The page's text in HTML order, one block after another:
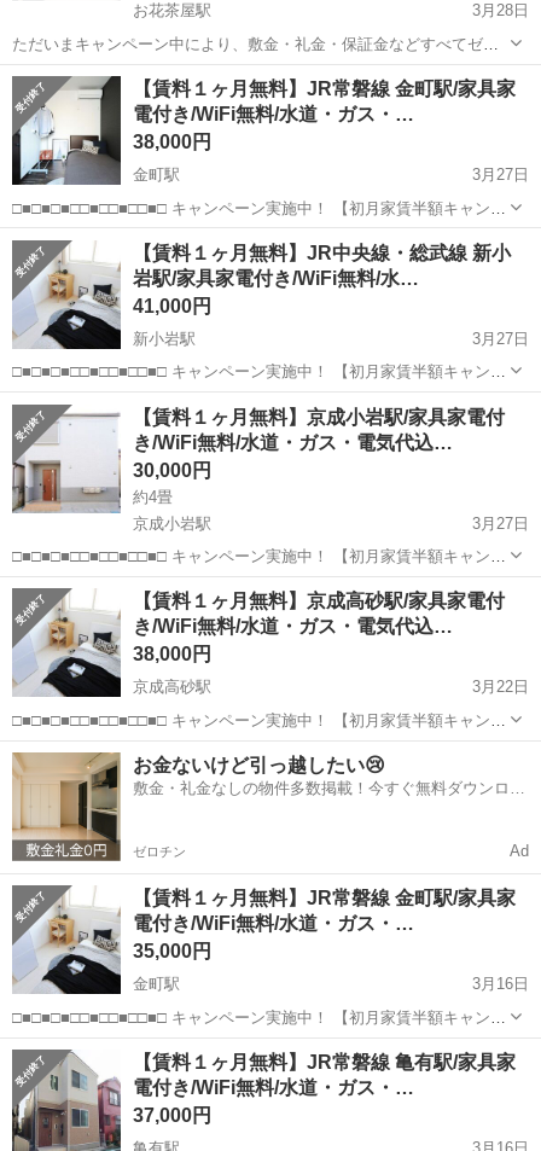
お花茶屋駅
3月28日
ただいまキャンペーン中により、敷金・礼金・保証金などすべてゼ
ロ！ びっくり価格でのご提供中。1ヶ月フリーレント～最大2ヶ月賃
料半額で1万円台！（通常賃料32,000円～） ※別途保証会社等必要経
費のみご負担いただきます。 ...
東京 葛飾区 お花茶屋駅 シェアハウス 格安
【賃料１ヶ月無料】JR常磐線 金町駅/家具家
電付き/WiFi無料/水道・ガス・…
38,000円
金町駅
3月27日
□■□■□■□□■□□■□□■□ キャンペーン実施中！ 【初月家賃半額キャンペ
ーン】or【1か月分賃料0円キャンペーン】 （※条件：3か月以上入
居） □■□■□■□□■□□■□□■□ 東京都内で『家具家電付き』...
東京 葛飾区 金町駅 シェアハウス 無料
【賃料１ヶ月無料】JR中央線・総武線 新小
岩駅/家具家電付き/WiFi無料/水…
41,000円
新小岩駅
3月27日
□■□■□■□□■□□■□□■□ キャンペーン実施中！ 【初月家賃半額キャンペ
ーン】or【1か月分賃料0円キャンペーン】 （※条件：3か月以上入
居） □■□■□■□□■□□■□□■□ 東京都内で『家具家電付き』...
東京 新小岩駅 シェアハウス 無料
【賃料１ヶ月無料】京成小岩駅/家具家電付
き/WiFi無料/水道・ガス・電気代込…
30,000円
約4畳
京成小岩駅
3月27日
□■□■□■□□■□□■□□■□ キャンペーン実施中！ 【初月家賃半額キャンペ
ーン】or【1か月分賃料0円キャンペーン】 （※条件：3か月以上入
居） □■□■□■□□■□□■□□■□ 東京都内で『家具家電付き』...
東京 葛飾区 京成小岩駅 シェアハウス 無料
【賃料１ヶ月無料】京成高砂駅/家具家電付
き/WiFi無料/水道・ガス・電気代込…
38,000円
京成高砂駅
3月22日
□■□■□■□□■□□■□□■□ キャンペーン実施中！ 【初月家賃半額キャンペ
ーン】or【1か月分賃料0円キャンペーン】 （※条件：3か月以上入
居） □■□■□■□□■□□■□□■□ 東京都内で『家具家電付き』...
東京 葛飾区 京成高砂駅 シェアハウス
お金ないけど引っ越したい😢
敷金・礼金なしの物件多数掲載！今すぐ無料ダウンロー
ゼロチン Ad
【賃料１ヶ月無料】JR常磐線 金町駅/家具家
電付き/WiFi無料/水道・ガス・…
35,000円
金町駅
3月16日
□■□■□■□□■□□■□□■□ キャンペーン実施中！ 【初月家賃半額キャンペ
ーン】or【1か月分賃料0円キャンペーン】 （※条件：3か月以上入
居） □■□■□■□□■□□■□□■□ 東京都内で『家具家電付き』...
東京 金町駅 シェアハウス 無料
【賃料１ヶ月無料】JR常磐線 亀有駅/家具家
電付き/WiFi無料/水道・ガス・…
37,000円